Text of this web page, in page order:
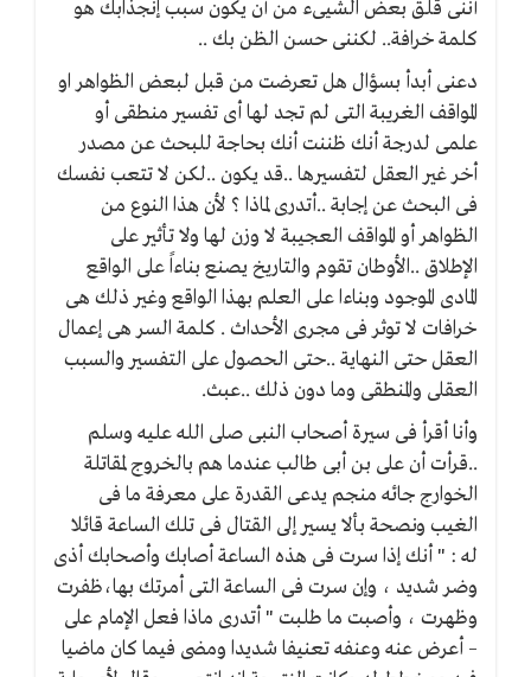
أننى قلق بعض الشيىء من أن يكون سبب إنجذابك هو
كلمة خرافة.. لكننى حسن الظن بك ..
دعنى أبدأ بسؤال هل تعرضت من قبل لبعض الظواهر او
المواقف الغريبة التى لم تجد لها أى تفسير منطقى أو
علمى لدرجة أنك ظننت أنك بحاجة للبحث عن مصدر
أخر غير العقل لتفسيرها ..قد يكون ..لكن لا تتعب نفسك
فى البحث عن إجابة ..أتدرى لماذا ؟ لأن هذا النوع من
الظواهر أو المواقف العجيبة لا وزن لها ولا تأثير على
الإطلاق ..الأوطان تقوم والتاريخ يصنع بناءاً على الواقع
المادى الموجود وبناءا على العلم بهذا الواقع وغير ذلك هى
خرافات لا توثر فى مجرى الأحداث . كلمة السر هى إعمال
العقل حتى النهاية ..حتى الحصول على التفسير والسبب
العقلى والمنطقى وما دون ذلك ..عبث.
وأنا أقرأ فى سيرة أصحاب النبى صلى الله عليه وسلم
..قرأت أن على بن أبى طالب عندما هم بالخروج لمقاتلة
الخوارج جائه منجم يدعى القدرة على معرفة ما فى
الغيب ونصحة بألا يسير إلى القتال فى تلك الساعة قائلا
له : " أنك إذا سرت فى هذه الساعة أصابك وأصحابك أذى
وضر شديد ، وإن سرت فى الساعة التى أمرتك بها،ظفرت
وظهرت ، وأصبت ما طلبت " أتدرى ماذا فعل الإمام على
– أعرض عنه وعنفه تعنيفا شديدا ومضى فيما كان ماضيا